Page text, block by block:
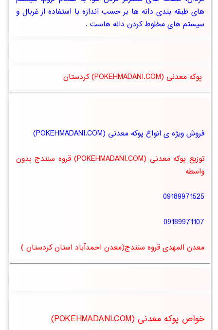
های طبقه بندی دانه ها بر حسب اندازه با استفاده از غربال و
سیستم های مخلوط کردن دانه هاست .
پوکه معدنی (POKEHMADANI.COM) کردستان
فروش ویژه ی انواع پوکه معدنی (POKEHMADANI.COM)
توزیع پوکه معدنی (POKEHMADANI.COM) قروه سنندج بدون
واسطه
09189971525
09189971107
معدن المهدی قروه سنندج(معدن احمدآباد استان کردستان )
خواص پوکه معدنی (POKEHMADANI.COM)